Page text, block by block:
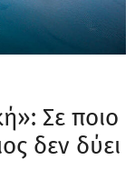
Σε ποιο
δεν δύει